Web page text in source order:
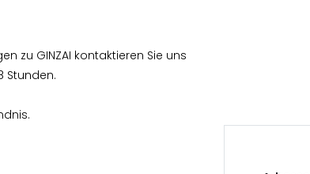
zu GINZAI kontaktieren Sie uns
Stunden.